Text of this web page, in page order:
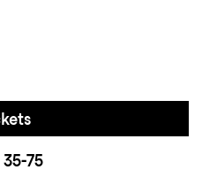
75